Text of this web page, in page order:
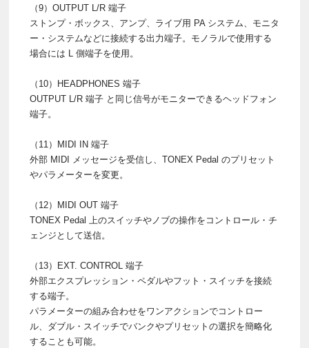
（9）OUTPUT L/R 端子
ストンプ・ボックス、アンプ、ライブ用 PA システム、モニタ
ー・システムなどに接続する出力端子。モノラルで使用する
場合には L 側端子を使用。
（10）HEADPHONES 端子
OUTPUT L/R 端子 と同じ信号がモニターできるヘッドフォン
端子。
（11）MIDI IN 端子
外部 MIDI メッセージを受信し、TONEX Pedal のプリセット
やパラメーターを変更。
（12）MIDI OUT 端子
TONEX Pedal 上のスイッチやノブの操作をコントロール・チ
ェンジとして送信。
（13）EXT. CONTROL 端子
外部エクスプレッション・ペダルやフット・スイッチを接続
する端子。
パラメーターの組み合わせをワンアクションでコントロー
ル、ダブル・スイッチでバンクやプリセットの選択を簡略化
することも可能。